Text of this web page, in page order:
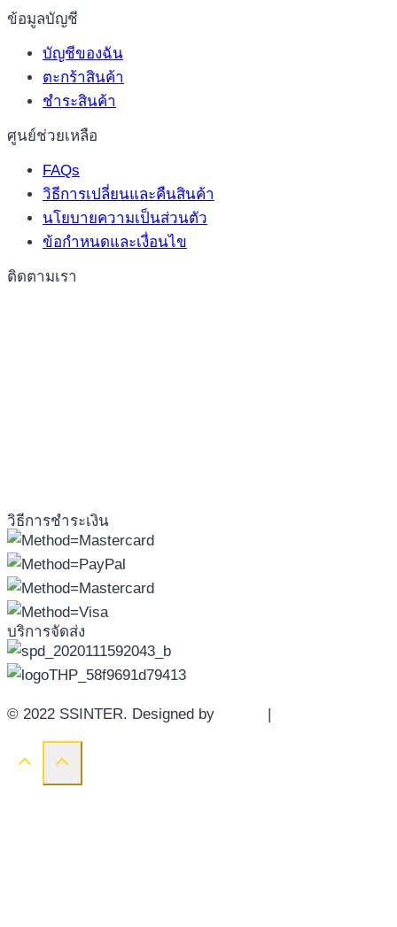
ข้อมูลบัญชี
บัญชีของฉัน
ตะกร้าสินค้า
ชำระสินค้า
ศูนย์ช่วยเหลือ
FAQs
วิธีการเปลี่ยนและคืนสินค้า
นโยบายความเป็นส่วนตัว
ข้อกำหนดและเงื่อนไข
ติดตามเรา
วิธีการชำระเงิน
บริการจัดส่ง
© 2022 SSINTER. Designed by